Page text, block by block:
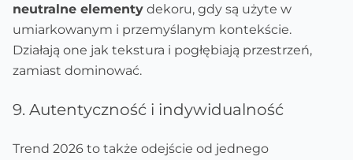
neutralne elementy dekoru, gdy są użyte w
umiarkowanym i przemyślanym kontekście.
Działają one jak tekstura i pogłębiają przestrzeń,
zamiast dominować.
9. Autentyczność i indywidualność
Trend 2026 to także odejście od jednego